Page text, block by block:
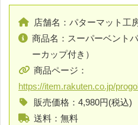
店舗名：パターマット
商品名：スーパーベント
ーカップ付き）
商品ページ：
https://item.rakuten.co.jp/
販売価格：4,980円(税込)
送料：無料